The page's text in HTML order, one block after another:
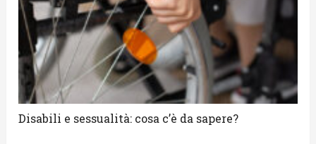
Disabili e sessualità: cosa c’è da sapere?